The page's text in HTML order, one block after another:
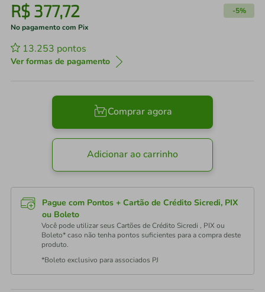
R$ 377,72 -5%
No pagamento com Pix
13.253 pontos
Ver formas de pagamento
Comprar agora
Adicionar ao carrinho
Pague com Pontos + Cartão de Crédito Sicredi, PIX
ou Boleto
Você pode utilizar seus Cartões de Crédito Sicredi , PIX ou
Boleto* caso não tenha pontos suficientes para a compra deste
produto.
*Boleto exclusivo para associados PJ